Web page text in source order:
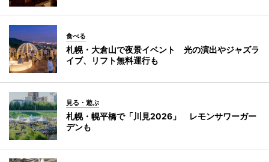
食べる
札幌・大倉山で夜景イベント 光の演出やジャズラ
イブ、リフト無料運行も
見る・遊ぶ
札幌・幌平橋で「川見2026」 レモンサワーガー
デンも